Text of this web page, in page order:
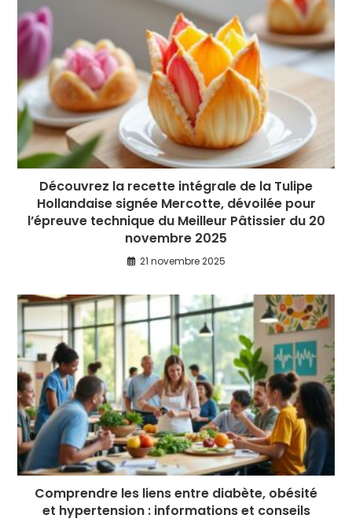
Découvrez la recette intégrale de la Tulipe
Hollandaise signée Mercotte, dévoilée pour
l’épreuve technique du Meilleur Pâtissier du 20
novembre 2025
21 novembre 2025
Comprendre les liens entre diabète, obésité
et hypertension : informations et conseils